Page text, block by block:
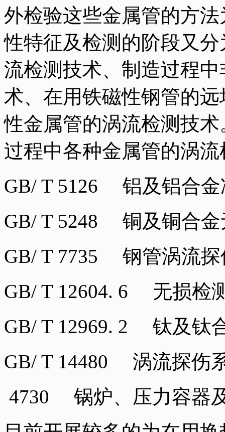
外检验这些金属管的方
性特征及检测的阶段又
流检测技术、制造过程
术、在用铁磁性钢管的
性金属管的涡流检测技
过程中各种金属管的涡
GB/ T 5126 铝及铝合金
GB/ T 5248 铜及铜合金
GB/ T 7735 钢管涡流探
GB/ T 12604. 6 无损
GB/ T 12969. 2 钛及钛
GB/ T 14480 涡流探伤
4730 锅炉、压力容器